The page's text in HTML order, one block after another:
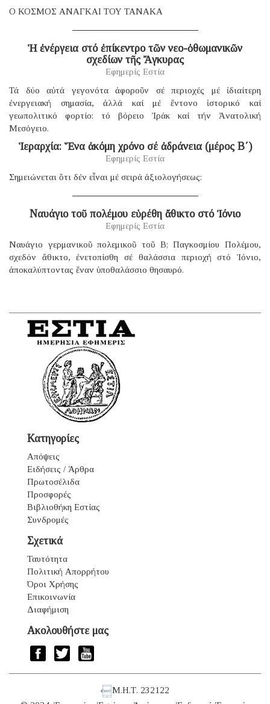
Ο ΚΟΣΜΟΣ ΑΝΑΓΚΑΙ ΤΟΥ ΤΑΝΑΚΑ
Ἡ ἐνέργεια στό ἐπίκεντρο τῶν νεο-ὀθωμανικῶν
σχεδίων τῆς Ἄγκυρας
Εφημερίς Εστία
Τά δύο αὐτά γεγονότα ἀφοροῦν σέ περιοχές μέ ἰδιαίτερη
ἐνεργειακή σημασία, ἀλλά καί μέ ἔντονο ἱστορικό καί
γεωπολιτικό φορτίο: τό βόρειο Ἰράκ καί τήν Ἀνατολική
Μεσόγειο.
Ἱεραρχία: Ἕνα ἀκόμη χρόνο σέ ἀδράνεια (μέρος B΄)
Εφημερίς Εστία
Σημειώνεται ὅτι δέν εἶναι μέ σειρά ἀξιολογήσεως:
Ναυάγιο τοῦ πολέμου εὑρέθη ἄθικτο στό Ἰόνιο
Εφημερίς Εστία
Ναυάγιο γερμανικοῦ πολεμικοῦ τοῦ B; Παγκοσμίου Πολέμου,
σχεδόν ἄθικτο, ἐνετοπίσθη σέ θαλάσσια περιοχή στό Ἰόνιο,
ἀποκαλύπτοντας ἕναν ὑποθαλάσσιο θησαυρό.
Κατηγορίες
Απόψεις
Ειδήσεις / Άρθρα
Πρωτοσέλιδα
Προσφορές
Βιβλιοθήκη Εστίας
Συνδρομές
Σχετικά
Ταυτότητα
Πολιτική Απορρήτου
Όροι Χρήσης
Επικοινωνία
Διαφήμιση
Ακολουθήστε μας
Μ.Η.Τ. 232122